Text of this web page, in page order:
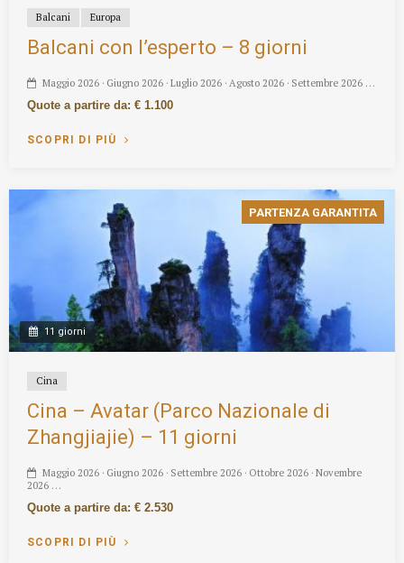
Balcani Europa
Balcani con l’esperto – 8 giorni
Maggio 2026 · Giugno 2026 · Luglio 2026 · Agosto 2026 · Settembre 2026 …
Quote a partire da: € 1.100
SCOPRI DI PIÙ
PARTENZA GARANTITA
11 giorni
Cina
Cina – Avatar (Parco Nazionale di
Zhangjiajie) – 11 giorni
Maggio 2026 · Giugno 2026 · Settembre 2026 · Ottobre 2026 · Novembre
2026 …
Quote a partire da: € 2.530
SCOPRI DI PIÙ